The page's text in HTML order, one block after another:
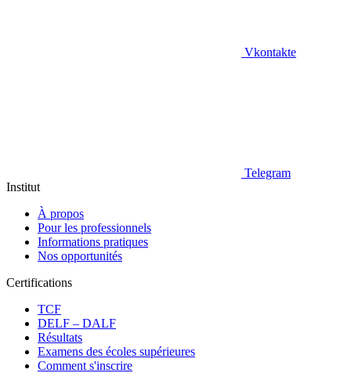
Vkontakte
Telegram
Institut
À propos
Pour les professionnels
Informations pratiques
Nos opportunités
Certifications
TCF
DELF – DALF
Résultats
Examens des écoles supérieures
Comment s'inscrire